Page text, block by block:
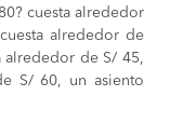
cuesta alrededor
alrededor de
alrededor de S/ 45,
S/ 60, un asiento